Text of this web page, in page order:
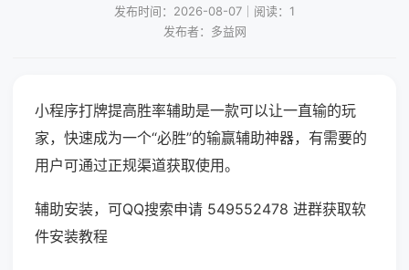
发布时间：2026-08-07｜阅读：1
发布者：多益网
小程序打牌提高胜率辅助是一款可以让一直输的玩
家，快速成为一个“必胜”的输赢辅助神器，有需要的
用户可通过正规渠道获取使用。
辅助安装，可QQ搜索申请 549552478 进群获取软
件安装教程